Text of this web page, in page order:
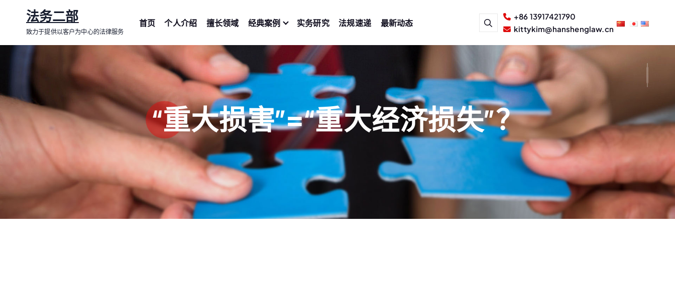
内
法务二部
致力于提供以客户为中心的法律服务
首页 个人介绍 擅长领域 经典案例 实务研究 法规速递 最新动态
+86 13917421790
kittykim@hanshenglaw.cn
“重大损害”=“重大经济损失”？